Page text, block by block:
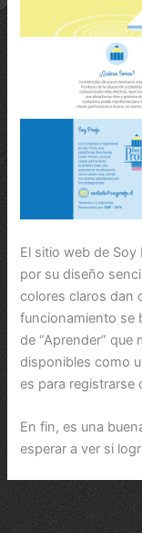
El sitio web de
por su diseño
colores claros dan
funcionamiento se
de “Aprender”
disponibles como
es para registrarse
En fin, es una
esperar a ver si